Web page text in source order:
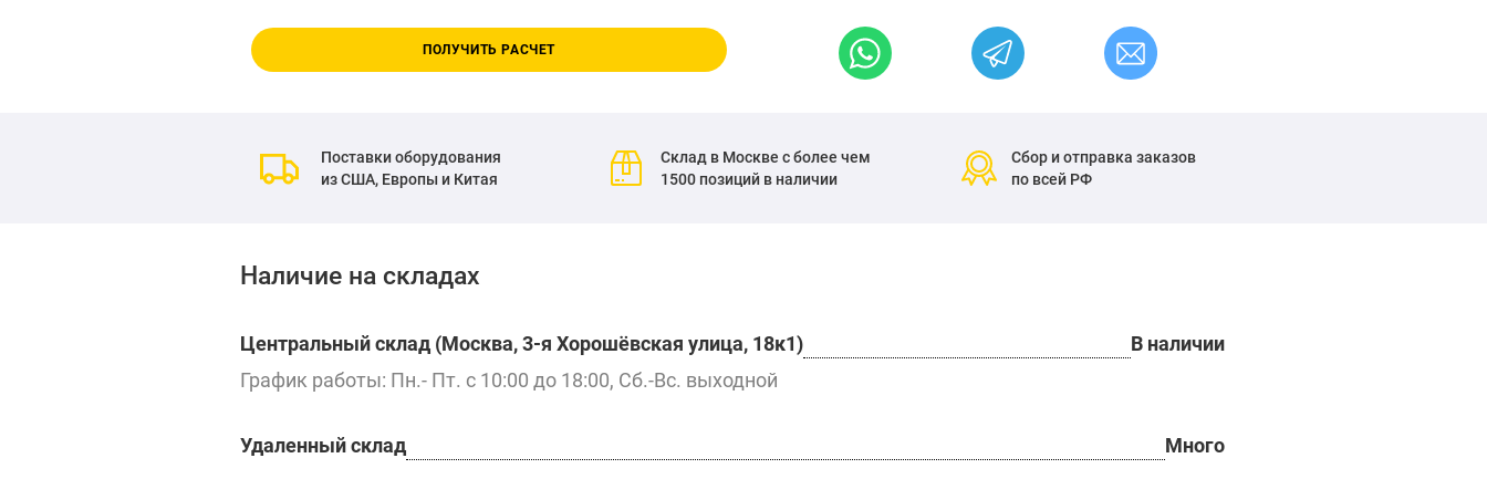
ПОЛУЧИТЬ РАСЧЕТ
Поставки оборудования
из США, Европы и Китая
Склад в Москве с более чем
1500 позиций в наличии
Сбор и отправка заказов
по всей РФ
Наличие на складах
Центральный склад (Москва, 3-я Хорошёвская улица, 18к1)
В наличии
График работы: Пн.- Пт. с 10:00 до 18:00, Сб.-Вс. выходной
Удаленный склад Много